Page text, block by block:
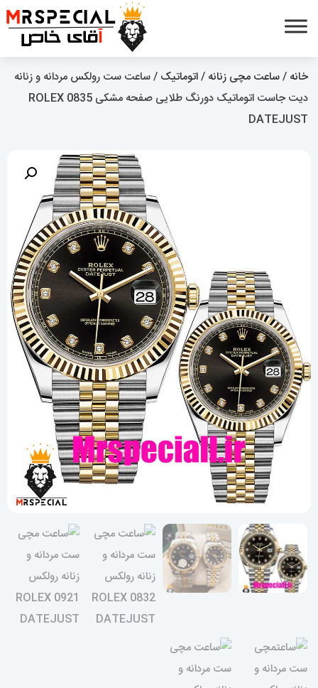
خانه /ساعت مچی زنانه /اتوماتیک / ساعت ست رولکس مردانه و زنانه
دیت جاست اتوماتیک دورنگ طلایی صفحه مشکی 0835 ROLEX
DATEJUST